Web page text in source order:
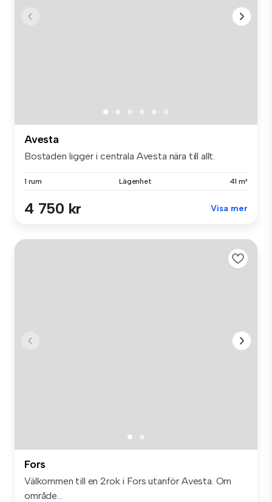
Avesta
Bostaden ligger i centrala Avesta nära till allt.
1 rum Lägenhet 41 m²
4 750 kr Visa mer
Fors
Välkommen till en 2rok i Fors utanför Avesta. Om
område...